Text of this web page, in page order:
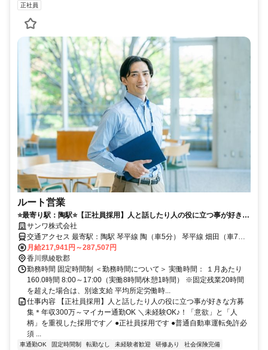
正社員
ルート営業
⭐️最寄り駅：陶駅⭐️【正社員採用】人と話したり人の役に立つ事が好きな
方募集＊年収300万～マイカー通勤OK
サンワ株式会社
交通アクセス 最寄駅：陶駅 琴平線 陶（車5分） 琴平線 畑田（車7
分） ＜車通勤OKです／当面の間転勤なし＞
月給217,941円～287,507円
香川県綾歌郡
勤務時間 固定時間制 ＜勤務時間について＞ 実働時間： １月あたり
160.0時間 8:00～17:00（実働8時間/休憩1時間） ※固定残業20時間
を超えた場合は、別途支給 平均所定労働時...
仕事内容 【正社員採用】人と話したり人の役に立つ事が好きな方募
集＊年収300万～マイカー通勤OK ＼未経験OK♪！「意欲」と「人
柄」を重視した採用です／ ●正社員採用です ●普通自動車運転免許必
須 ...
車通勤OK 固定時間制 転勤なし 未経験者歓迎 研修あり
社会保険完備